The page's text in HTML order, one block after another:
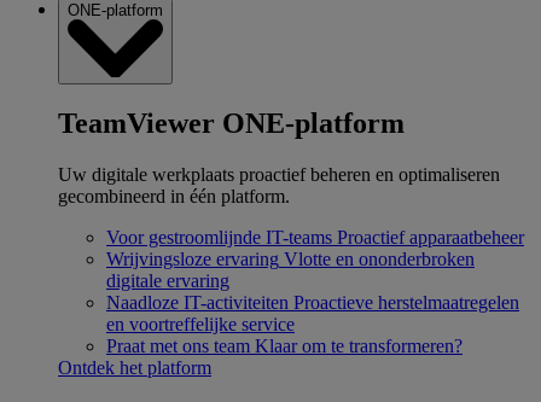
ONE-platform
TeamViewer ONE-platform
Uw digitale werkplaats proactief beheren en optimaliseren
gecombineerd in één platform.
Voor gestroomlijnde IT-teams Proactief apparaatbeheer
Wrijvingsloze ervaring Vlotte en ononderbroken
digitale ervaring
Naadloze IT-activiteiten Proactieve herstelmaatregelen
en voortreffelijke service
Praat met ons team Klaar om te transformeren?
Ontdek het platform